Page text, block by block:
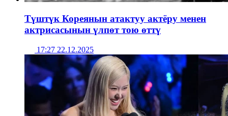
Түштүк Кореянын атактуу актёру менен
актрисасынын үлпөт тою өттү
17:27 22.12.2025